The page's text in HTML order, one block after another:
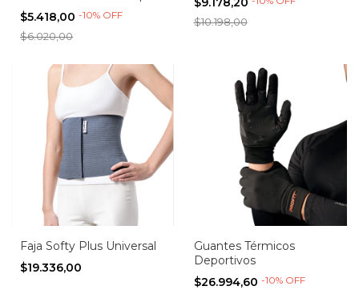
$5.418,00 -10% OFF
$6.020,00
$10.198,00
Faja Softy Plus Universal
$19.336,00
Guantes Térmicos
Deportivos
$26.994,60 -10% OFF